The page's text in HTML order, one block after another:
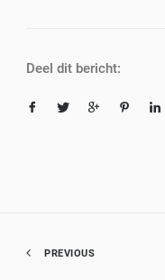
Deel dit bericht:
PREVIOUS